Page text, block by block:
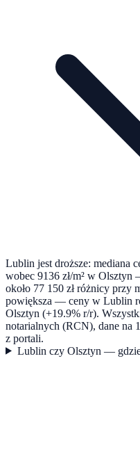
Lublin jest droższe: mediana
wobec 9136 zł/m² w Olsztyn
około 77 150 zł różnicy przy
powiększa — ceny w Lublin
Olsztyn (+19.9% r/r).
notarialnych (RCN), dane na
z portali.
Lublin czy Olsztyn —